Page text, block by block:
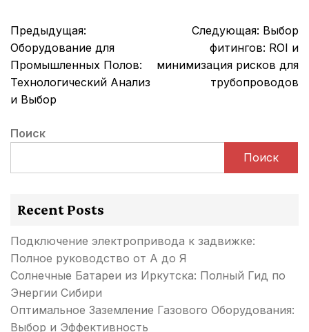
Навигация
по
записям
Предыдущая:
Оборудование для
Промышленных Полов:
Технологический Анализ
и Выбор
Следующая: Выбор
фитингов: ROI и
минимизация рисков для
трубопроводов
Поиск
Поиск
Recent Posts
Подключение электропривода к задвижке:
Полное руководство от А до Я
Солнечные Батареи из Иркутска: Полный Гид по
Энергии Сибири
Оптимальное Заземление Газового Оборудования:
Выбор и Эффективность